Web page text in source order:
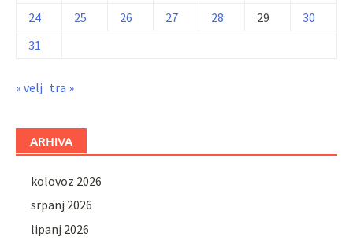
24
25 26 27 28 29
30
31
« velj tra »
ARHIVA
kolovoz 2026
srpanj 2026
lipanj 2026